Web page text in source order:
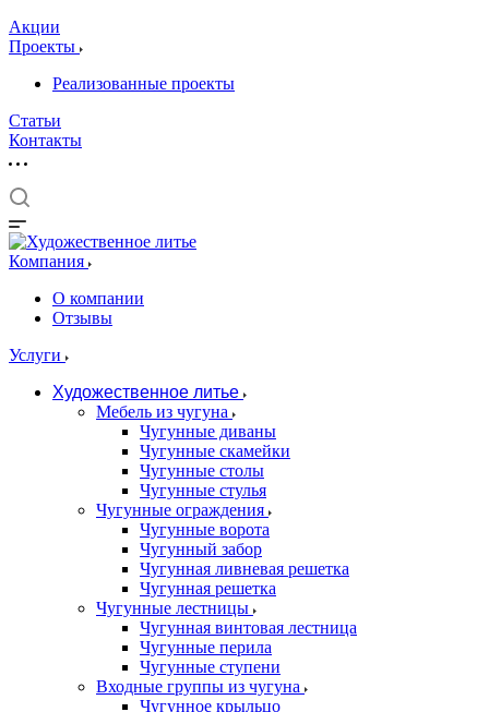
Акции
Проекты
Реализованные проекты
Статьи
Контакты
Компания
О компании
Отзывы
Услуги
Художественное литье
Мебель из чугуна
Чугунные диваны
Чугунные скамейки
Чугунные столы
Чугунные стулья
Чугунные ограждения
Чугунные ворота
Чугунный забор
Чугунная ливневая решетка
Чугунная решетка
Чугунные лестницы
Чугунная винтовая лестница
Чугунные перила
Чугунные ступени
Входные группы из чугуна
Чугунное крыльцо